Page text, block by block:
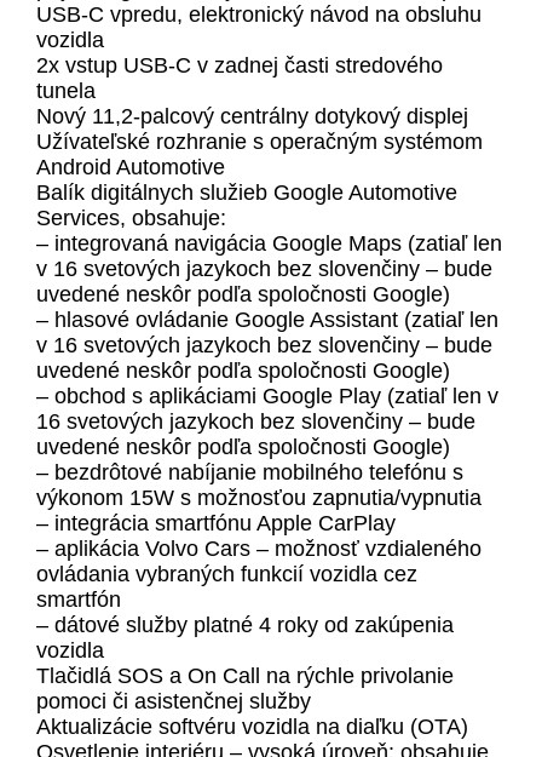
USB-C vpredu, elektronický návod na obsluhu
vozidla
2x vstup USB-C v zadnej časti stredového
tunela
Nový 11,2-palcový centrálny dotykový displej
Užívateľské rozhranie s operačným systémom
Android Automotive
Balík digitálnych služieb Google Automotive
Services, obsahuje:
– integrovaná navigácia Google Maps (zatiaľ len
v 16 svetových jazykoch bez slovenčiny – bude
uvedené neskôr podľa spoločnosti Google)
– hlasové ovládanie Google Assistant (zatiaľ len
v 16 svetových jazykoch bez slovenčiny – bude
uvedené neskôr podľa spoločnosti Google)
– obchod s aplikáciami Google Play (zatiaľ len v
16 svetových jazykoch bez slovenčiny – bude
uvedené neskôr podľa spoločnosti Google)
– bezdrôtové nabíjanie mobilného telefónu s
výkonom 15W s možnosťou zapnutia/vypnutia
– integrácia smartfónu Apple CarPlay
– aplikácia Volvo Cars – možnosť vzdialeného
ovládania vybraných funkcií vozidla cez
smartfón
– dátové služby platné 4 roky od zakúpenia
vozidla
Tlačidlá SOS a On Call na rýchle privolanie
pomoci či asistenčnej služby
Aktualizácie softvéru vozidla na diaľku (OTA)